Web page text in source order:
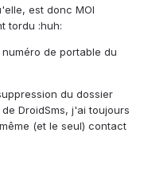
est donc MOI
tordu :huh:
de portable du
du dossier
DroidSms, j'ai toujours
(et le seul) contact